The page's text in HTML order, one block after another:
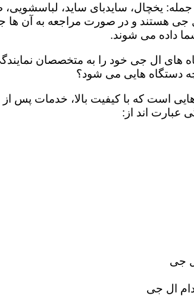
یخچال، سایدبای ساید،
هستند و در صورت مراجعه به آن ها
داده می شوند.
های ال جی خود را به متخصصان
دستگاه هایی می شود؟
است که با کیفیت بالا، خدمات پس
عبارت اند از:
جی
ال جی